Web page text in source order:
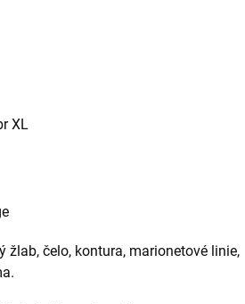
XL
žlab, čelo, kontura, marionetové linie,